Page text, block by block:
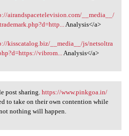
airandspacetelevision.com/__media__/
Analysis</a>
kisscatalog.biz/__media__/js/netsoltra
vibrom...
Analysis</a>
post sharing.
post sharing. https://www.pinkgoa.in/
to take on their own contention while
nothing will happen.